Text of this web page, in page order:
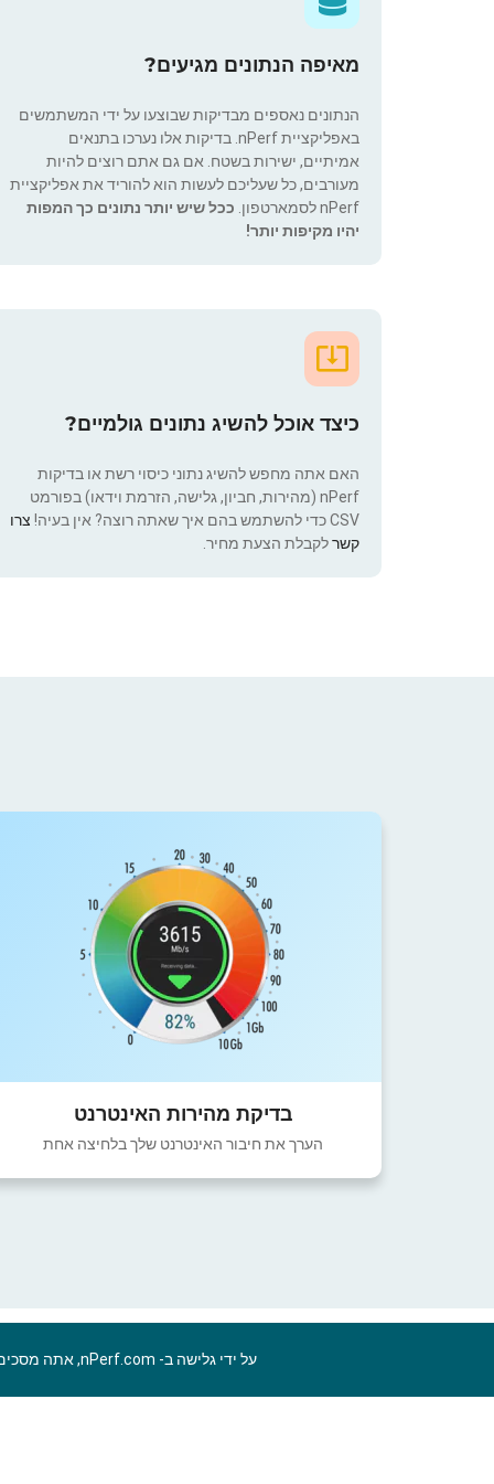
מאיפה הנתונים מגיעים?
הנתונים נאספים מבדיקות שבוצעו על ידי המשתמשים
באפליקציית nPerf. בדיקות אלו נערכו בתנאים
אמיתיים, ישירות בשטח. אם גם אתם רוצים להיות
מעורבים, כל שעליכם לעשות הוא להוריד את אפליקציית
nPerf לסמארטפון.
ככל שיש יותר נתונים כך המפות
יהיו מקיפות יותר!
כיצד אוכל להשיג נתונים גולמיים?
האם אתה מחפש להשיג נתוני כיסוי רשת או בדיקות
nPerf (מהירות, חביון, גלישה, הזרמת וידאו) בפורמט
CSV כדי להשתמש בהם איך שאתה רוצה? אין בעיה!
צרו
קשרלקבלת הצעת מחיר.
בדיקת מהירות האינטרנט
הערך את חיבור האינטרנט שלך בלחיצה אחת
על ידי גלישה ב- nPerf.com, אתה מסכים ל